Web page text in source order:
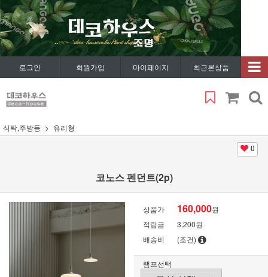
로그인 회원가입 마이페이지 최근본상품
식탁,주방등 유리형
0
코노스 펜던트(2p)
상품가 160,000원
적립금
3,200원
배송비
(조건)
램프선택